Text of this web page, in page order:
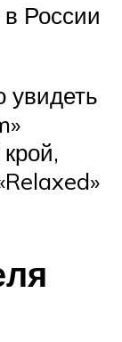
России
увидеть